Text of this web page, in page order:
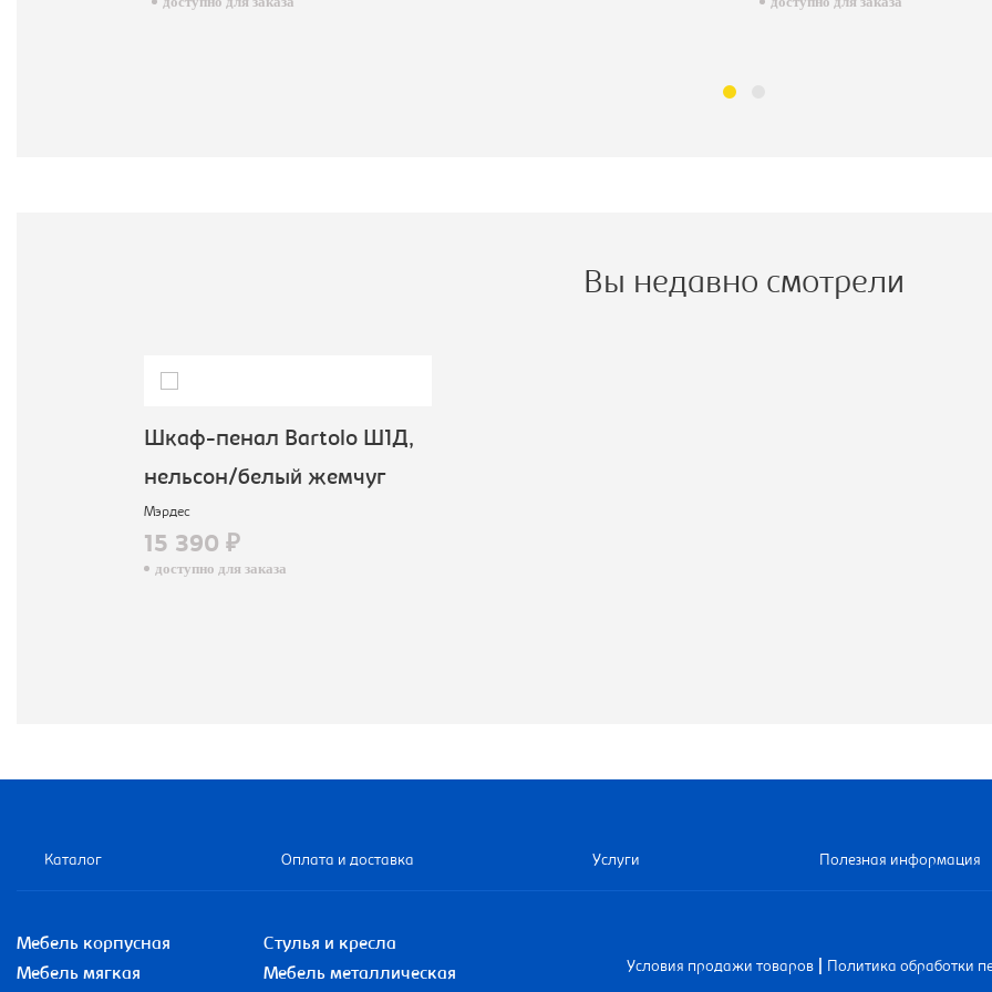
Вы недавно смотрели
Шкаф-пенал Bartolo Ш1Д,
нельсон/белый жемчуг
Мэрдес
15 390 ₽
доступно для заказа
Каталог Оплата и доставка Услуги Полезная информация
Мебель корпусная
Стулья и кресла
Мебель мягкая
Мебель металлическая Условия продажи товаров Политика обработки